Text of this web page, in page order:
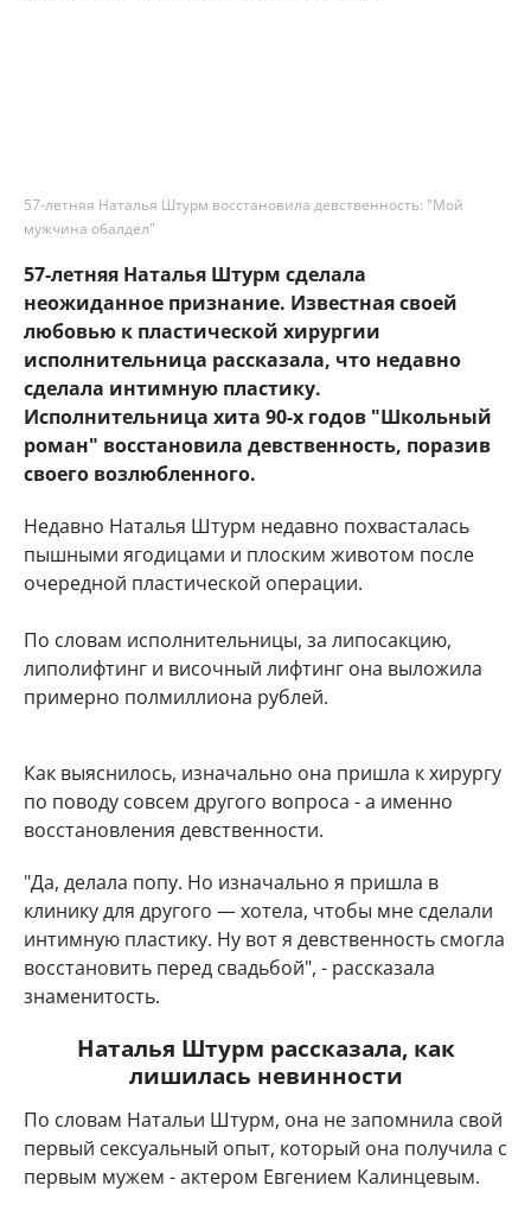
57-летняя Наталья Штурм восстановила девственность: "Мой
мужчина обалдел"
57-летняя Наталья Штурм сделала
неожиданное признание. Известная своей
любовью к пластической хирургии
исполнительница рассказала, что недавно
сделала интимную пластику.
Исполнительница хита 90-х годов "Школьный
роман" восстановила девственность, поразив
своего возлюбленного.
Недавно Наталья Штурм недавно похвасталась
пышными ягодицами и плоским животом после
очередной пластической операции.
По словам исполнительницы, за липосакцию,
липолифтинг и височный лифтинг она выложила
примерно полмиллиона рублей.
Как выяснилось, изначально она пришла к хирургу
по поводу совсем другого вопроса - а именно
восстановления девственности.
"Да, делала попу. Но изначально я пришла в
клинику для другого — хотела, чтобы мне сделали
интимную пластику. Ну вот я девственность смогла
восстановить перед свадьбой", - рассказала
знаменитость.
Наталья Штурм рассказала, как
лишилась невинности
По словам Натальи Штурм, она не запомнила свой
первый сексуальный опыт, который она получила с
первым мужем - актером Евгением Калинцевым.